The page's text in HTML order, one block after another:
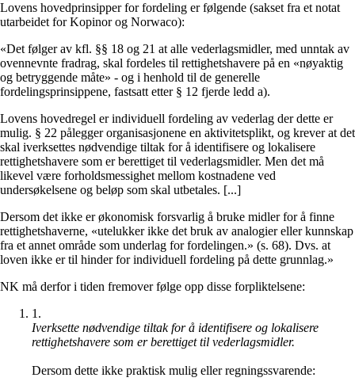
Lovens hovedprinsipper for fordeling er følgende (sakset fra et notat
utarbeidet for Kopinor og Norwaco):
«Det følger av kfl. §§ 18 og 21 at alle vederlagsmidler, med unntak av
ovennevnte fradrag, skal fordeles til rettighetshavere på en «nøyaktig
og betryggende måte» - og i henhold til de generelle
fordelingsprinsippene, fastsatt etter § 12 fjerde ledd a).
Lovens hovedregel er individuell fordeling av vederlag der dette er
mulig. § 22 pålegger organisasjonene en aktivitetsplikt, og krever at det
skal iverksettes nødvendige tiltak for å identifisere og lokalisere
rettighetshavere som er berettiget til vederlagsmidler. Men det må
likevel være forholdsmessighet mellom kostnadene ved
undersøkelsene og beløp som skal utbetales. [...]
Dersom det ikke er økonomisk forsvarlig å bruke midler for å finne
rettighetshaverne, «utelukker ikke det bruk av analogier eller kunnskap
fra et annet område som underlag for fordelingen.» (s. 68). Dvs. at
loven ikke er til hinder for individuell fordeling på dette grunnlag.»
NK må derfor i tiden fremover følge opp disse forpliktelsene:
1 .
Iverksette nødvendige tiltak for å identifisere og lokalisere
rettighetshavere som er berettiget til vederlagsmidler.
Dersom dette ikke praktisk mulig eller regningssvarende: